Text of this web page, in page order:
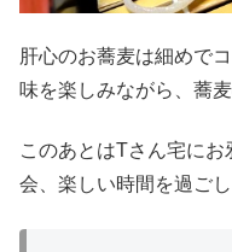
肝心のお蕎麦は細めで
味を楽しみながら、蕎
このあとはTさん宅に
会、楽しい時間を過ごし